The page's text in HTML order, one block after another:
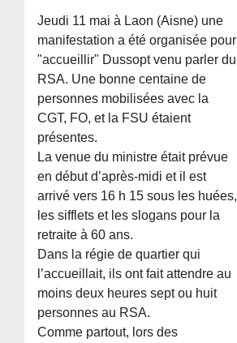
Jeudi 11 mai à Laon (Aisne) une
manifestation a été organisée pour
"accueillir" Dussopt venu parler du
RSA. Une bonne centaine de
personnes mobilisées avec la
CGT, FO, et la FSU étaient
présentes.
La venue du ministre était prévue
en début d’après-midi et il est
arrivé vers 16 h 15 sous les huées,
les sifflets et les slogans pour la
retraite à 60 ans.
Dans la régie de quartier qui
l’accueillait, ils ont fait attendre au
moins deux heures sept ou huit
personnes au RSA.
Comme partout, lors des